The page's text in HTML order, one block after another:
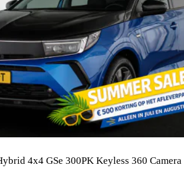
4x4 GSe 300PK Keyless 360 Camera